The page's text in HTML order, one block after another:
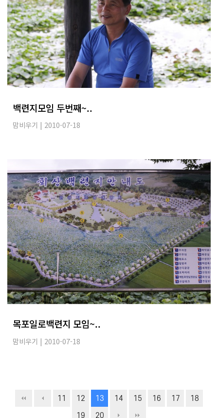
백련지모임 두번째~..
맘비우기 | 2010-07-18
목포일로백련지 모임~..
맘비우기 | 2010-07-18
11 12 13 14 15 16 17 18
19 20